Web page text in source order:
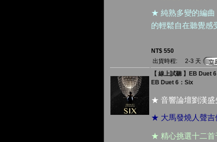
★ 純熟多變的編曲
的輕鬆自在聽覺感
NT$ 550
出貨時程:
2-3 天
【 線上試聽 】EB Duet
EB Duet 6：Six
★ 音響論壇劉漢盛
★ 大馬發燒人聲吉
★ 精心挑選十二首